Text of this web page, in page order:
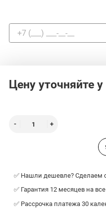
Цену уточняйте
✅ Нашли дешевле? Сделаем
✅ Гарантия 12 месяцев на
✅ Рассрочка платежа 30